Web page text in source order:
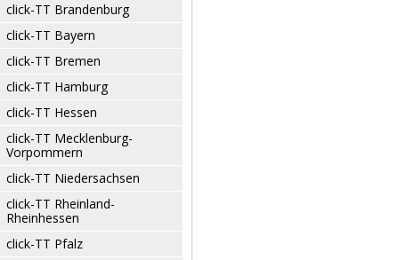
click-TT Brandenburg
click-TT Bayern
click-TT Bremen
click-TT Hamburg
click-TT Hessen
click-TT Mecklenburg-
Vorpommern
click-TT Niedersachsen
click-TT Rheinland-
Rheinhessen
click-TT Pfalz